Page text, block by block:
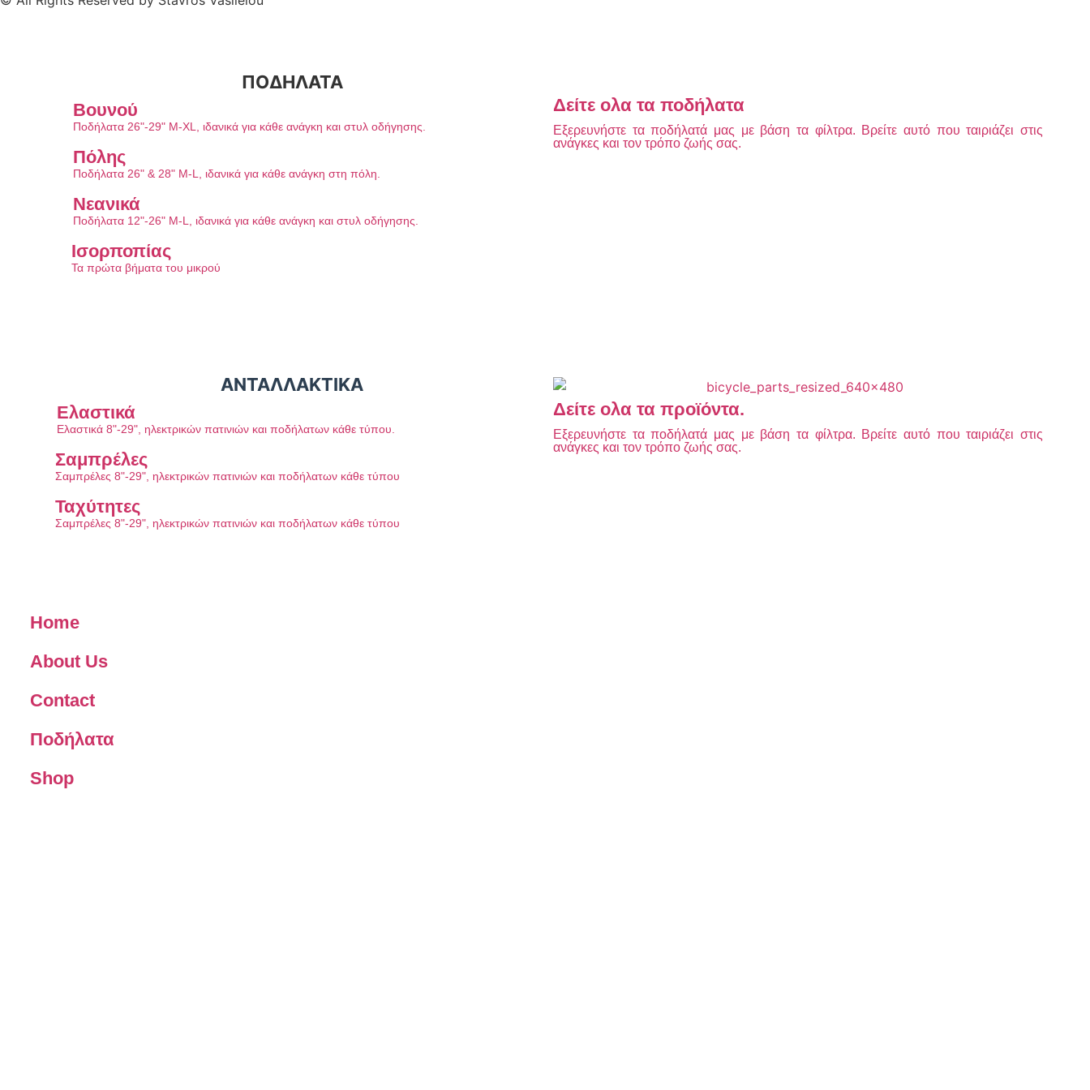
ΠΟΔΗΛΑΤΑ
Βουνού
Ποδήλατα 26"-29" M-XL, ιδανικά για κάθε ανάγκη και στυλ οδήγησης.
Πόλης
Ποδήλατα 26" & 28" M-L, ιδανικά για κάθε ανάγκη στη πόλη.
Νεανικά
Ποδήλατα 12"-26" M-L, ιδανικά για κάθε ανάγκη και στυλ οδήγησης.
Ισορποπίας
Τα πρώτα βήματα του μικρού
Δείτε ολα τα ποδήλατα
Εξερευνήστε τα ποδήλατά μας με βάση τα φίλτρα. Βρείτε αυτό που ταιριάζει στις
ανάγκες και τον τρόπο ζωής σας.
ΑΝΤΑΛΛΑΚΤΙΚΑ
Ελαστικά
Ελαστικά 8"-29", ηλεκτρικών πατινιών και ποδήλατων κάθε τύπου.
Σαμπρέλες
Σαμπρέλες 8"-29", ηλεκτρικών πατινιών και ποδήλατων κάθε τύπου
Ταχύτητες
Σαμπρέλες 8"-29", ηλεκτρικών πατινιών και ποδήλατων κάθε τύπου
Δείτε ολα τα προϊόντα.
Εξερευνήστε τα ποδήλατά μας με βάση τα φίλτρα. Βρείτε αυτό που ταιριάζει στις
ανάγκες και τον τρόπο ζωής σας.
Home
About Us
Contact
Ποδήλατα
Shop